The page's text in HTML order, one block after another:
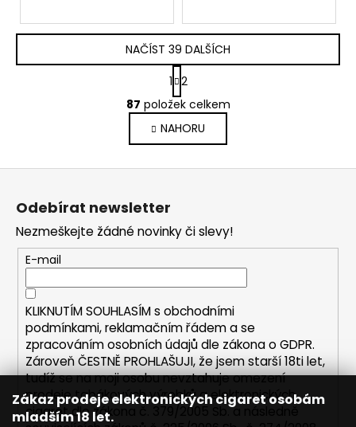
Zákaz prodeje elektronických cigaret osobám
mladším 18 let.
O
v
l
á
d
p
r
v
k
y
v
ý
p
i
s
NAČÍST 39 DALŠÍCH
S
t
r
á
n
k
o
í
1 2
87 položek celkem
NAHORU
Odebírat newsletter
Nezmeškejte žádné novinky či slevy!
E-mail
KLIKNUTÍM SOUHLASÍM s obchodními
podmínkami,reklamačním řádem a se
zpracováním osobních údajů dle zákona oGDPR.
Zároveň ČESTNĚ PROHLAŠUJI, že jsem starší 18ti let,
tudíž se na moji osobu nevztahuje omezení
prodeje tabákových výrobků a elektronických
cigaret dle zákona č. 379/2005 Sb. a následně